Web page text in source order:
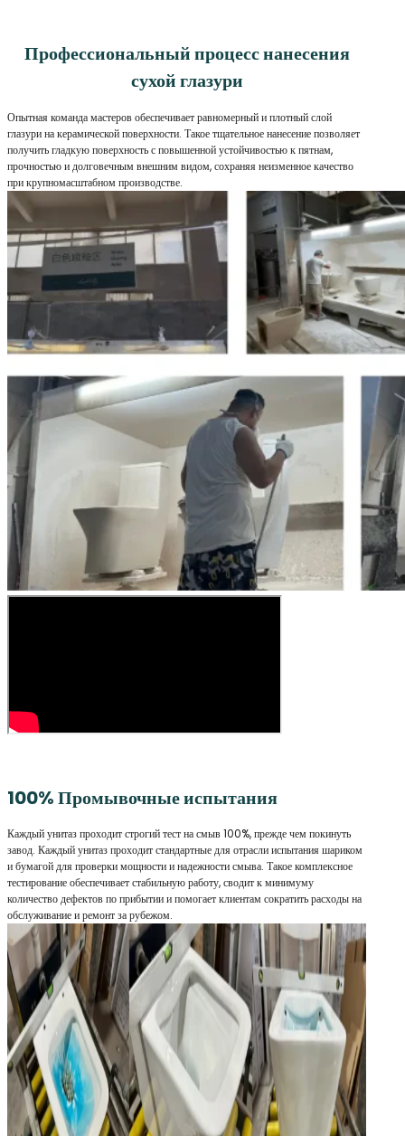
Профессиональный процесс нанесения
сухой глазури
Опытная команда мастеров обеспечивает равномерный и плотный слой
глазури на керамической поверхности. Такое тщательное нанесение позволяет
получить гладкую поверхность с повышенной устойчивостью к пятнам,
прочностью и долговечным внешним видом, сохраняя неизменное качество
при крупномасштабном производстве.
100% Промывочные испытания
Каждый унитаз проходит строгий тест на смыв 100%, прежде чем покинуть
завод. Каждый унитаз проходит стандартные для отрасли испытания шариком
и бумагой для проверки мощности и надежности смыва. Такое комплексное
тестирование обеспечивает стабильную работу, сводит к минимуму
количество дефектов по прибытии и помогает клиентам сократить расходы на
обслуживание и ремонт за рубежом.